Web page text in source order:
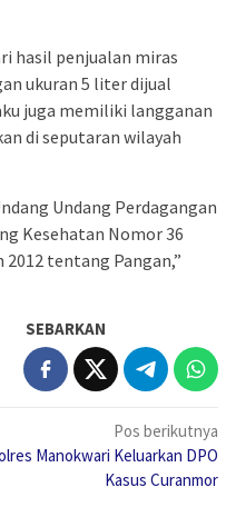
hasil penjualan miras
ukuran 5 liter dijual
juga memiliki langganan
di seputaran wilayah
Undang Perdagangan
Kesehatan Nomor 36
2012 tentang Pangan,”
SEBARKAN
Pos berikutnya
Manokwari Keluarkan DPO
Kasus Curanmor